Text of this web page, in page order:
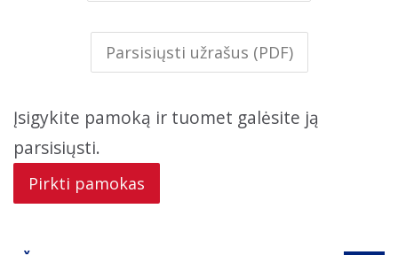
Parsisiųsti užrašus (PDF)
Įsigykite pamoką ir tuomet galėsite ją
parsisiųsti.
Pirkti pamokas